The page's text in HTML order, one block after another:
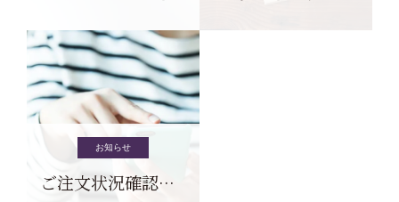
お知らせ
ご注文状況確認について